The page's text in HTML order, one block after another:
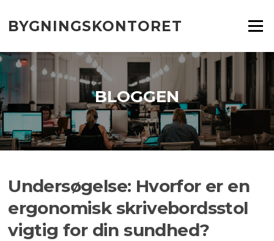
indhold
BYGNINGSKONTORET Menu
BLOGGEN
Undersøgelse: Hvorfor er en
ergonomisk skrivebordsstol
vigtig for din sundhed?